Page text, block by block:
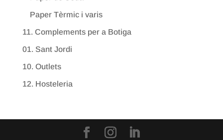
Paper Tèrmic i varis
11. Complements per a Botiga
01. Sant Jordi
10. Outlets
12. Hosteleria